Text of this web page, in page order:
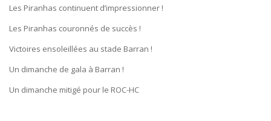
Les Piranhas continuent d’impressionner !
Les Piranhas couronnés de succès !
Victoires ensoleillées au stade Barran !
Un dimanche de gala à Barran !
Un dimanche mitigé pour le ROC-HC